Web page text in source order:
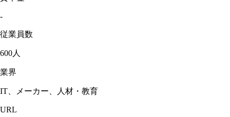
-
従業員数
600人
業界
IT、メーカー、人材・教育
URL